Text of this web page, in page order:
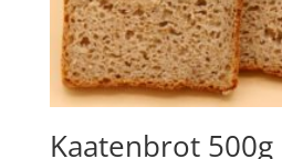
Kaatenbrot 500g